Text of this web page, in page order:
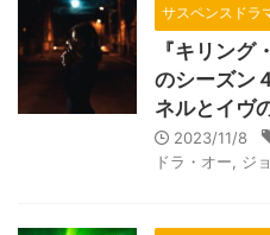
サスペンスドラ
『キリン
のシーズン
ネルとイヴ
2023/11/8
ドラ・オー
ジ